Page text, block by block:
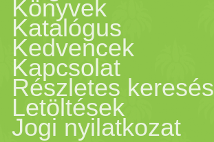
Könyvek
Katalógus
Kedvencek
Kapcsolat
Részletes keresés
Letöltések
Jogi nyilatkozat